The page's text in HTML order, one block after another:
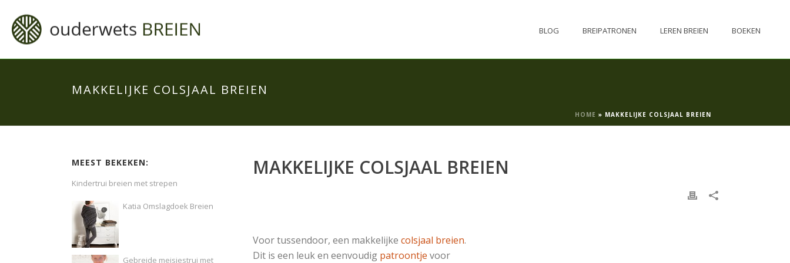
BLOG BREIPATRONEN LEREN BREIEN BOEKEN
MAKKELIJKE COLSJAAL BREIEN
HOME » MAKKELIJKE COLSJAAL BREIEN
MAKKELIJKE COLSJAAL BREIEN
Voor tussendoor, een makkelijke colsjaal breien.
Dit is een leuk en eenvoudig patroontje voor
MEEST BEKEKEN:
Kindertrui breien met strepen
Katia Omslagdoek Breien
Gebreide meisjestrui met